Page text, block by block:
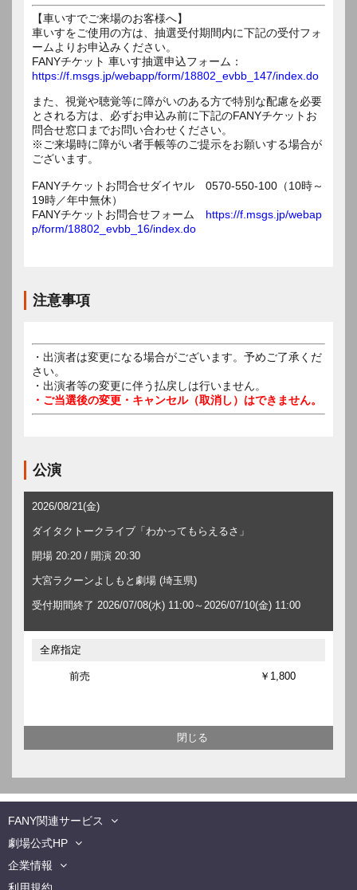
【車いすでご来場のお客様へ】
車いすをご使用の方は、抽選受付期間内に下記の受付フォ
ームよりお申込みください。
FANYチケット 車いす抽選申込フォーム：
https://f.msgs.jp/webapp/form/18802_evbb_147/index.do
また、視覚や聴覚等に障がいのある方で特別な配慮を必要
とされる方は、必ずお申込み前に下記のFANYチケットお
問合せ窓口までお問い合わせください。
※ご来場時に障がい者手帳等のご提示をお願いする場合が
ございます。
FANYチケットお問合せダイヤル 0570-550-100（10時～
19時／年中無休）
FANYチケットお問合せフォーム https://f.msgs.jp/webap
p/form/18802_evbb_16/index.do
注意事項
・出演者は変更になる場合がございます。予めご了承くだ
さい。
・出演者等の変更に伴う払戻しは行いません。
・ご当選後の変更・キャンセル（取消し）はできません。
公演
2026/08/21(金)
ダイタクトークライブ「わかってもらえるさ」
開場 20:20 / 開演 20:30
大宮ラクーンよしもと劇場 (埼玉県)
受付期間終了 2026/07/08(水) 11:00～2026/07/10(金) 11:00
全席指定
前売 ￥1,800
FANY関連サービス
劇場公式HP
企業情報